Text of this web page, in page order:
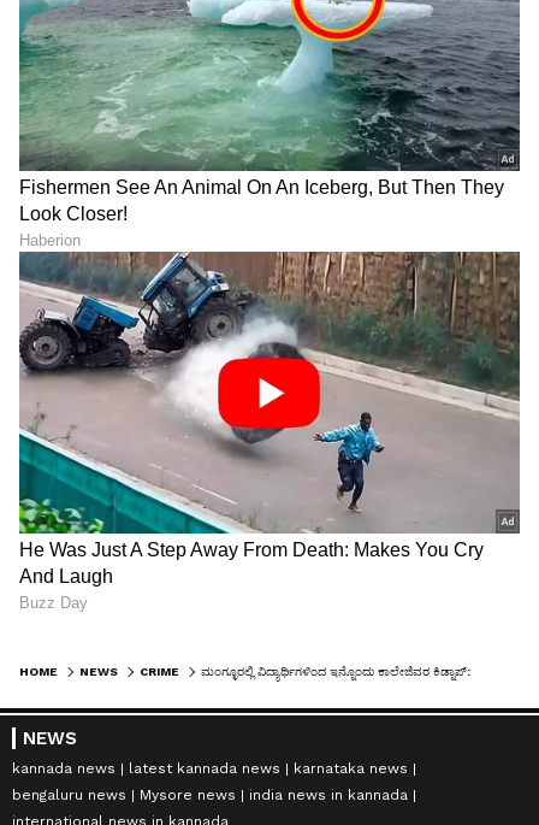
HOME NEWS CRIME
NEWS
kannada news latest kannada news
karnataka news
bengaluru news
Mysore news
india news in kannada
international news in kannada